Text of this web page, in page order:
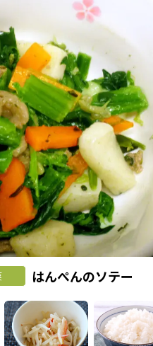
はんぺんのソテー